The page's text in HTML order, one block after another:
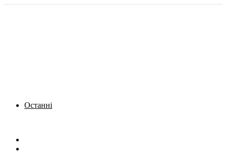
Останні